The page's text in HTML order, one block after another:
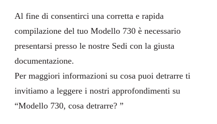
Al fine di consentirci una corretta e rapida
compilazione del tuo Modello 730 è necessario
presentarsi presso le nostre Sedi con la giusta
documentazione.
Per maggiori informazioni su cosa puoi detrarre ti
invitiamo a leggere i nostri approfondimenti su
“Modello 730, cosa detrarre? ”